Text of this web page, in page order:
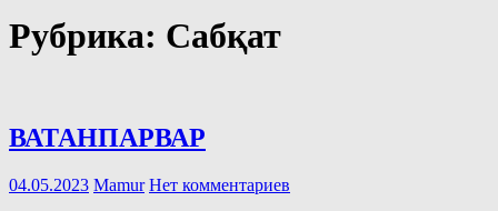
Рубрика: Сабқат
ВАТАНПАРВАР
04.05.2023 Mamur Нет комментариев